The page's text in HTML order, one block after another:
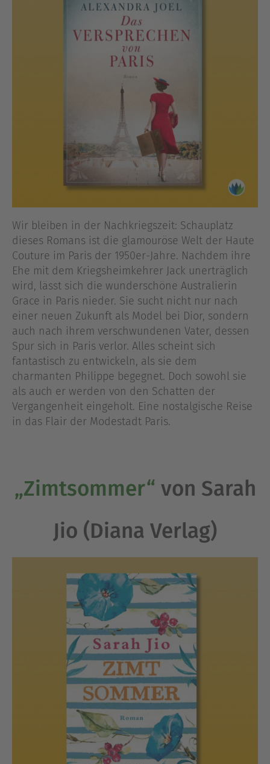
Wir bleiben in der Nachkriegszeit: Schauplatz
dieses Romans ist die glamouröse Welt der Haute
Couture im Paris der 1950er-Jahre. Nachdem ihre
Ehe mit dem Kriegsheimkehrer Jack unerträglich
wird, lässt sich die wunderschöne Australierin
Grace in Paris nieder. Sie sucht nicht nur nach
einer neuen Zukunft als Model bei Dior, sondern
auch nach ihrem verschwundenen Vater, dessen
Spur sich in Paris verlor. Alles scheint sich
fantastisch zu entwickeln, als sie dem
charmanten Philippe begegnet. Doch sowohl sie
als auch er werden von den Schatten der
Vergangenheit eingeholt. Eine nostalgische Reise
in das Flair der Modestadt Paris.
„Zimtsommer“ von Sarah
Jio (Diana Verlag)